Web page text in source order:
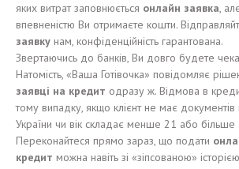
яких витрат заповнюється онлайн заявка,
впевненістю Ви отримаєте кошти.
заявку нам, конфіденційність гарантована.
Звертаючись до банків, Ви довго будете
Натомість, «Ваша Готівочка» повідомляє
заявці на кредит одразу ж. Відмова в
тому випадку, якщо клієнт не має
України чи вік складає менше 21 або більше
Переконайтеся прямо зараз, що подати
кредит можна навіть зі «зіпсованою»